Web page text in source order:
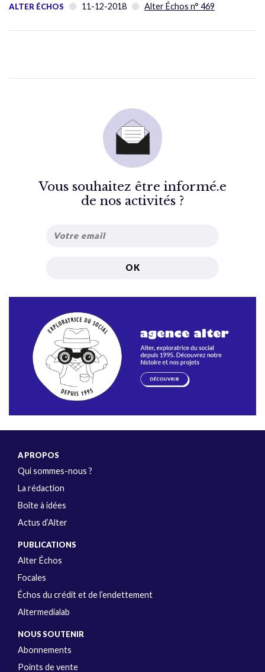
ALTER ÉCHOS 11-12-2018 Alter Échos n° 469
Vous souhaitez être informé.e
de nos activités ?
A PROPOS
Qui sommes-nous ?
La rédaction
Boîte à idées
Actus d’Alter
PUBLICATIONS
Alter Échos
Focales
Échos du crédit et de l’endettement
Altermedialab
NOUS SOUTENIR
Abonnements
Points de vente